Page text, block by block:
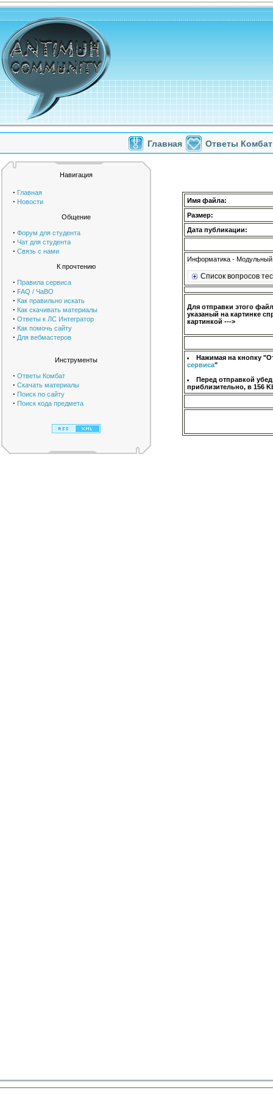
Главная Ответы Комбат
Навигация
· Главная
· Новости
Общение
· Форум для студента
· Чат для студента
· Связь с нами
К прочтению
· Правила сервиса
· FAQ / ЧаВО
· Как правильно искать
· Как скачивать материалы
· Ответы к ЛС Интегратор
· Как помочь сайту
· Для вебмастеров
Инструменты
· Ответы Комбат
· Скачать материалы
· Поиск по сайту
· Поиск кода предмета
Имя файла:
Размер:
Дата публикации:
Информатика - Модульный
Список вопросов
Для отправки этого
указаный на картинке
картинкой --->
Нажимая на кнопку
сервиса"
Перед отправкой
приблизительно, в 156